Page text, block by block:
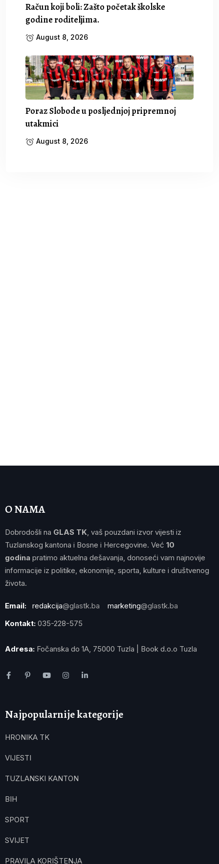
Račun koji boli: Zašto početak školske
godine roditeljima.
August 8, 2026
Poraz Slobode u posljednjoj pripremnoj
utakmici
August 8, 2026
O NAMA
Dobrodošli na GLAS TK , vaš pouzdani izvor vijesti iz
Tuzlanskog kantona i Bosne i Hercegovine. Već 10
godina pratimo aktuelna dešavanja, donoseći vam najnovije
informacije iz politike, ekonomije, sporta, kulture i društvenog
života.
Email: redakcija@glastk.ba marketing@glastk.ba
Kontakt: 035-228-575
Adresa: Fočanska do 1A, 75000 Tuzla | Book d.o.o Tuzla
Najpopularnije kategorije
HRONIKA TK
VIJESTI
TUZLANSKI KANTON
BIH
SPORT
SVIJET
PRAVILA KORIŠTENJA